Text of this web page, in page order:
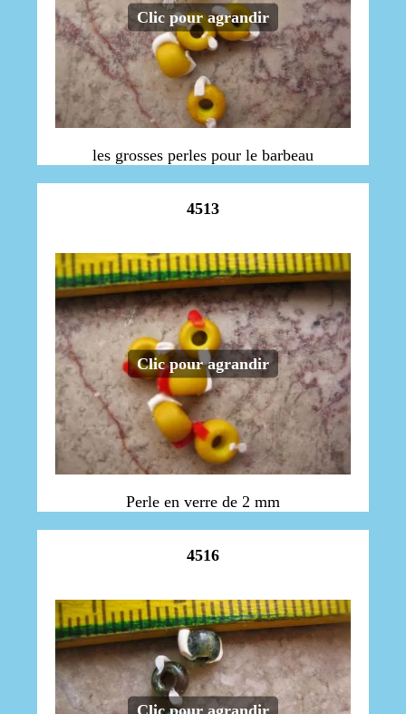
Clic pour agrandir
les grosses perles pour le barbeau
4513
Clic pour agrandir
Perle en verre de 2 mm
4516
Clic pour agrandir